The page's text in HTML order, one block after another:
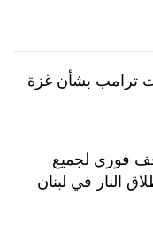
ترامب بشأن غزة
فوري لجميع
النار في لبنان